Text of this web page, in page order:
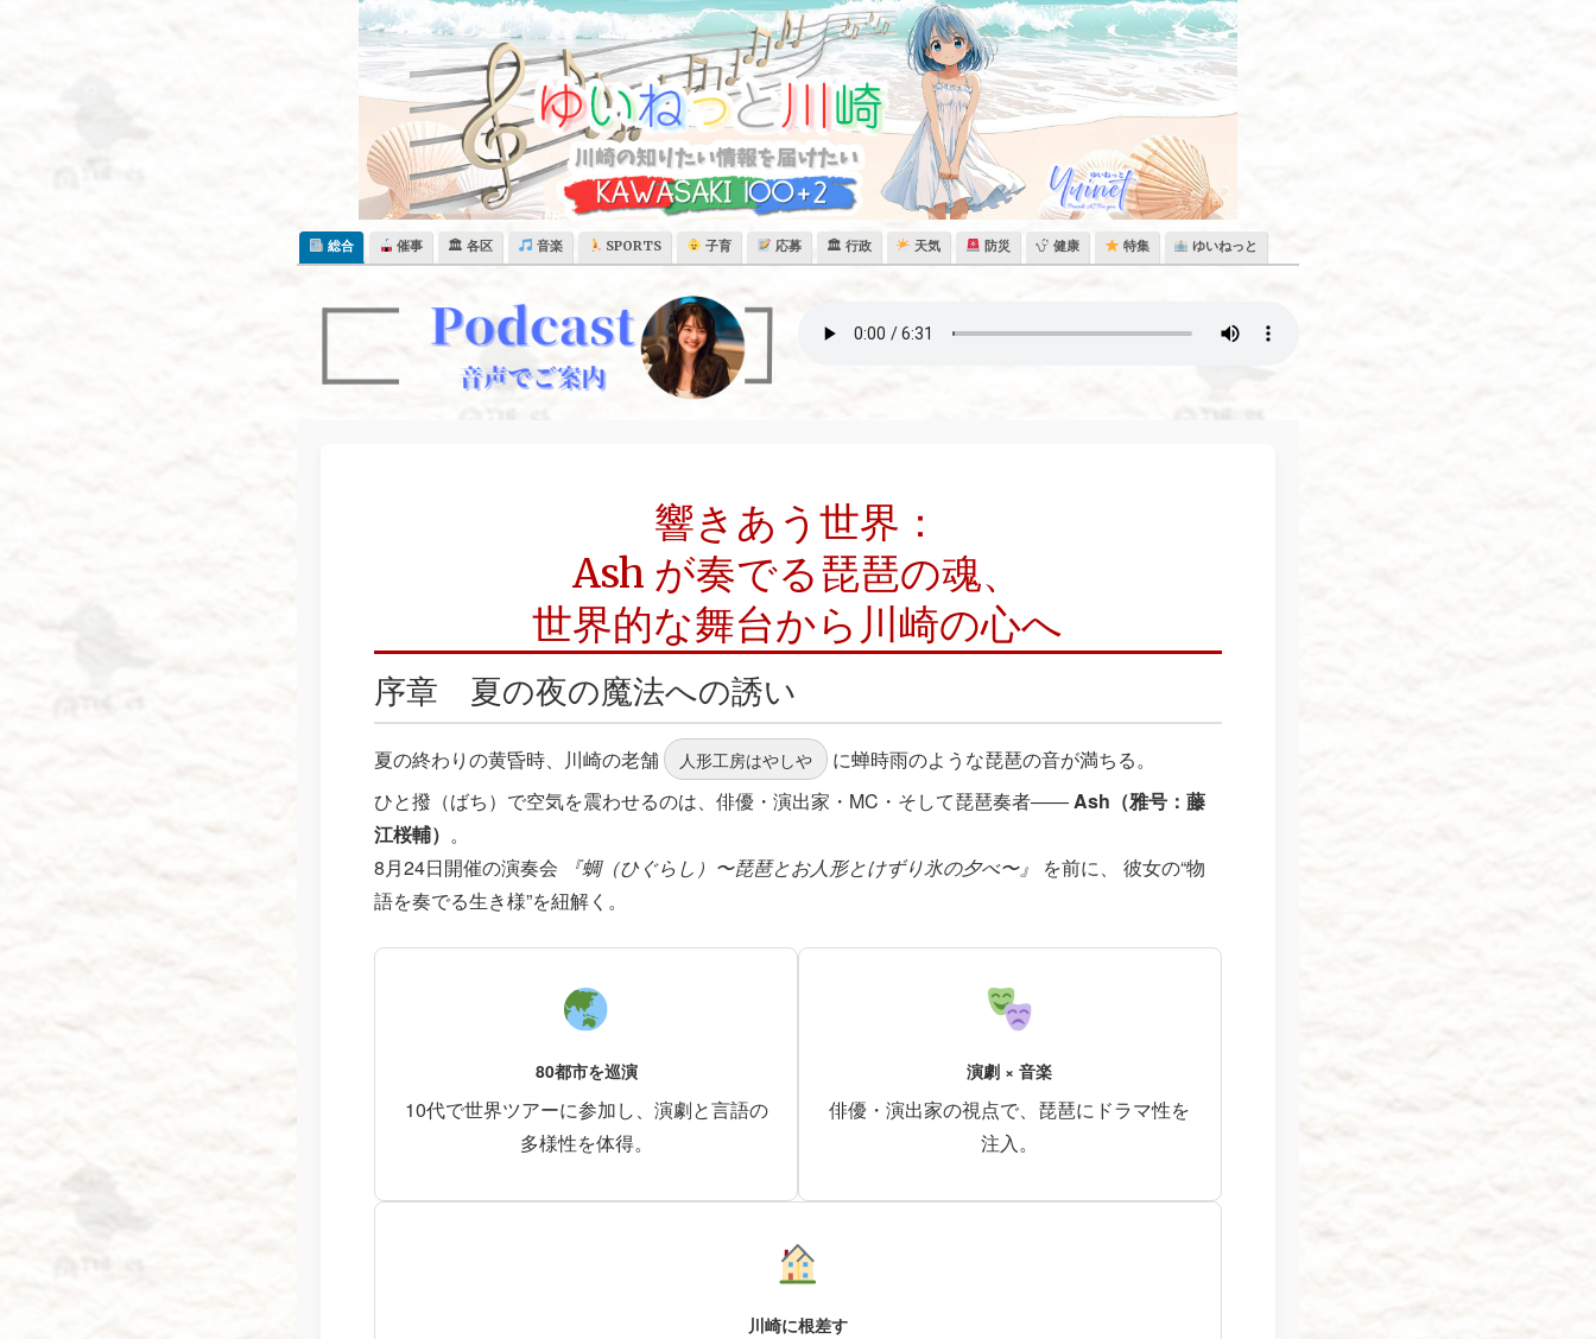
総合 催事 🏛 各区 音楽 SPORTS 子育 応募 🏛 行政 天気 防災 健康 特集 ゆいねっと
響きあう世界：
Ash が奏でる琵琶の魂、
世界的な舞台から川崎の心へ
序章 夏の夜の魔法への誘い
夏の終わりの黄昏時、川崎の老舗 人形工房はやしや
に蝉時雨のような琵琶の音が満ちる。
ひと撥（ばち）で空気を震わせるのは、俳優・演出家・MC・そして琵琶奏者――Ash（雅号：藤
江桜輔） 。
8月24日開催の演奏会
『蜩（ひぐらし）〜琵琶とお人形とけずり氷の夕べ〜』
を前に、 彼女の“物
語を奏でる生き様”を紐解く。
80都市を巡演
10代で世界ツアーに参加し、演劇と言語の
多様性を体得。
演劇 × 音楽
俳優・演出家の視点で、琵琶にドラマ性を
注入。
川崎に根差す